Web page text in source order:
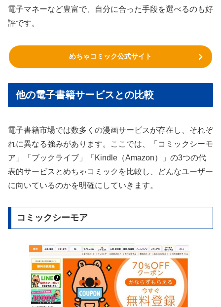
電子マネーなど豊富で、自分に合った手段を選べるのも好
評です。
めちゃコミック公式サイト
他の電子書籍サービスとの比較
電子書籍市場では数多くの漫画サービスが存在し、それぞ
れに異なる強みがあります。ここでは、「コミックシーモ
ア」「ブックライブ」「Kindle（Amazon）」の3つの代
表的サービスとめちゃコミックを比較し、どんなユーザー
に向いているのかを明確にしていきます。
コミックシーモア